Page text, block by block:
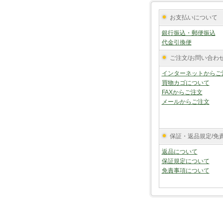
お支払いについて
銀行振込・郵便振込
代金引換便
ご注文/お問い合わ
インターネットからご
買物カゴについて
FAXからご注文
メールからご注文
保証・返品規定/免
返品について
保証規定について
免責事項について